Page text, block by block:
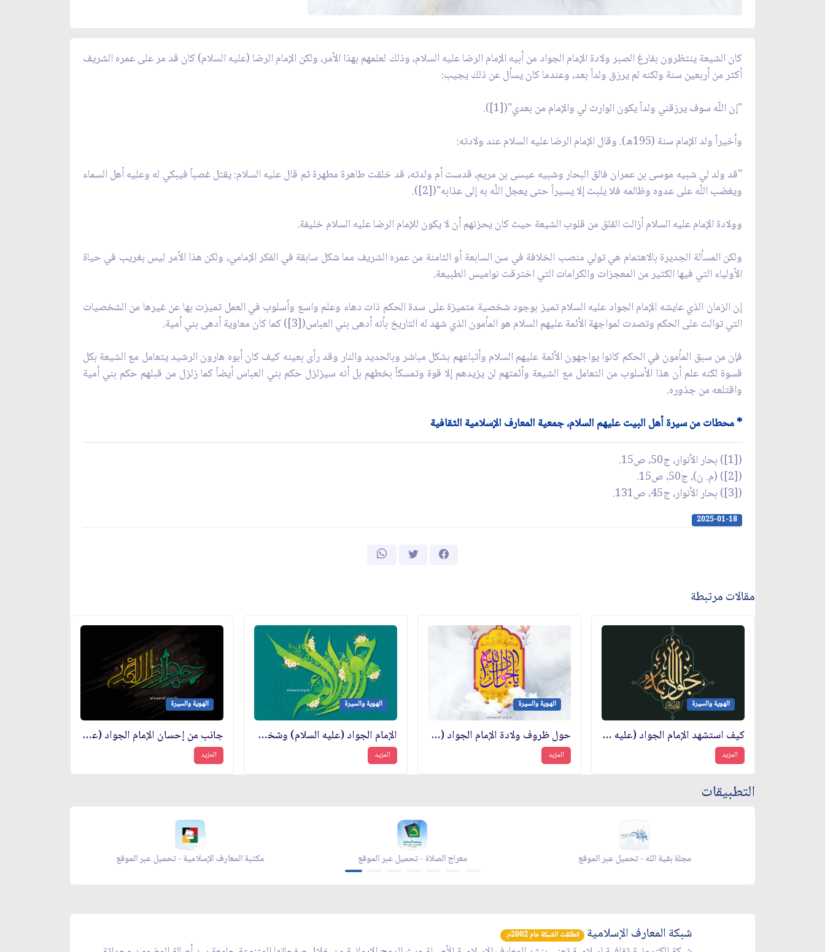
كان الشيعة ينتظرون بفارغ الصبر ولادة الإمام الجواد من أبيه الإمام الرضا عليه السلام، وذلك لعلمهم بهذا الأمر، ولكن الإمام الرضا (عليه السلام) كان قد مر على عمره الشريف
أكثر من أربعين سنة ولكنه لم يرزق ولداً بعد، وعندما كان يسأل عن ذلك يجيب:
"إن اللّه سوف يرزقني ولداً يكون الوارث لي والإمام من بعدي"([1]).
وأخيراً ولد الإمام سنة (195ه). وقال الإمام الرضا عليه السلام عند ولادته:
"قد ولد لي شبيه موسى بن عمران فالق البحار وشبيه عيسى بن مريم، قدست أم ولدته، قد خلقت طاهرة مطهرة ثم قال عليه السلام: يقتل غصباً فيبكي له وعليه أهل السماء
ويغضب اللّه على عدوه وظالمه فلا يلبث إلا يسيراً حتى يعجل اللّه به إلى عذابه"([2]).
وولادة الإمام عليه السلام أزالت القلق من قلوب الشيعة حيث كان يحزنهم أن لا يكون للإمام الرضا عليه السلام خليفة.
ولكن المسألة الجديرة بالاهتمام هي تولي منصب الخلافة في سن السابعة أو الثامنة من عمره الشريف مما شكل سابقة في الفكر الإمامي، ولكن هذا الأمر ليس بغريب في حياة
الأولياء التي فيها الكثير من المعجزات والكرامات التي اخترقت نواميس الطبيعة.
إن الزمان الذي عايشه الإمام الجواد عليه السلام تميز بوجود شخصية متميزة على سدة الحكم ذات دهاء وعلم واسع وأسلوب في العمل تميزت بها عن غيرها من الشخصيات
التي توالت على الحكم وتصدت لمواجهة الأئمة عليهم السلام هو المأمون الذي شهد له التاريخ بأنه أدهى بني العباس([3]) كما كان معاوية أدهى بني أمية.
فإن من سبق المأمون في الحكم كانوا يواجهون الأئمة عليهم السلام وأتباعهم بشكل مباشر وبالحديد والنار وقد رأى بعينه كيف كان أبوه هارون الرشيد يتعامل مع الشيعة بكل
قسوة لكنه علم أن هذا الأسلوب من التعامل مع الشيعة وأئمتهم لن يزيدهم إلا قوة وتمسكاً بخطهم بل أنه سيزلزل حكم بني العباس أيضاً كما زلزل من قبلهم حكم بني أمية
واقتلعه من جذوره.
* محطات من سيرة أهل البيت عليهم السلام، جمعية المعارف الإسلامية الثقافية
([1]) بحار الأنوار، ج50، ص15.
([2]) (م. ن)، ج50، ص15.
([3]) بحار الأنوار، ج45، ص131.
2025-01-18
مقالات مرتبطة
الهوية والسيرة
كيف استشهد الإمام الجواد (عليه السلام)؟
المزيد
الهوية والسيرة
حول ظروف ولادة الإمام الجواد (عليه السلام)
المزيد
الهوية والسيرة
الإمام الجواد (عليه السلام) وشخصيته المبهرة في الصغر
المزيد
الهوية والسيرة
جانب من إحسان الإمام الجواد (عليه السلام) ومواساته للناس
المزيد
التطبيقات
معراج الصلاة - تحميل عبر الموقع مجلة بقية الله - تحميل عبر الموقع زاد شهر رمضان - تحميل عبر الموقع
شبكة المعارف الإسلامية انطلقت الشبكة عام 2002م.